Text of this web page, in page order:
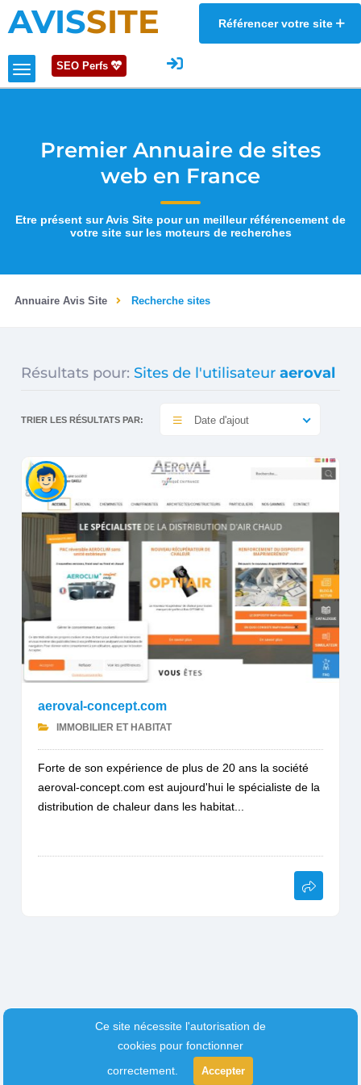
AVISSITE Référencer votre site
SEO Perfs
Premier Annuaire de sites
web en France
Etre présent sur Avis Site pour un meilleur référencement de
votre site sur les moteurs de recherches
Annuaire Avis Site Recherche sites
Résultats pour: Sites de l'utilisateur aeroval
TRIER LES RÉSULTATS PAR: Date d'ajout
aeroval-concept.com
IMMOBILIER ET HABITAT
Forte de son expérience de plus de 20 ans la société
aeroval-concept.com est aujourd'hui le spécialiste de la
distribution de chaleur dans les habitat...
Ce site nécessite l'autorisation de
cookies pour fonctionner
correctement.
Accepter